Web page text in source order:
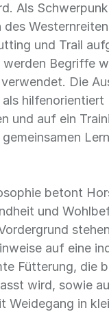
Als
des
und Trail
werden Begriffe
Die
hilfenorientiert
und auf ein
gemeinsamen
betont
und
auf eine
Fütterung, die
wird, sowie
Weidegang in